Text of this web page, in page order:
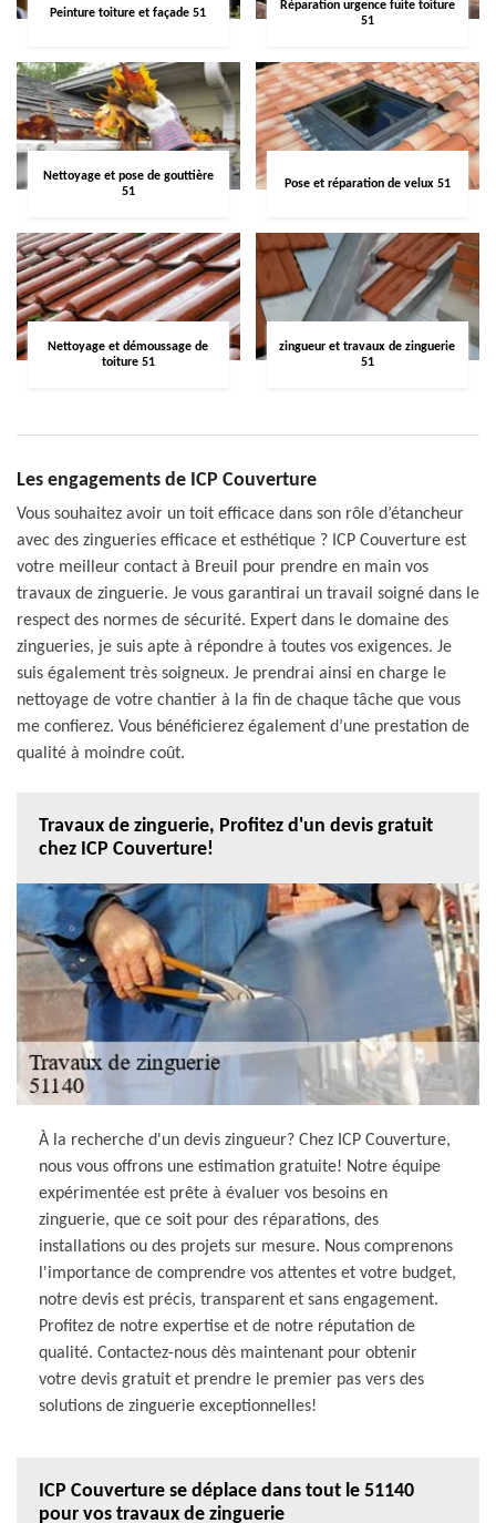
Peinture toiture et façade 51
Réparation urgence fuite toiture
51
Nettoyage et pose de gouttière
51
Pose et réparation de velux 51
Nettoyage et démoussage de
toiture 51
zingueur et travaux de zinguerie
51
Les engagements de ICP Couverture
Vous souhaitez avoir un toit efficace dans son rôle d’étancheur
avec des zingueries efficace et esthétique ? ICP Couverture est
votre meilleur contact à Breuil pour prendre en main vos
travaux de zinguerie. Je vous garantirai un travail soigné dans le
respect des normes de sécurité. Expert dans le domaine des
zingueries, je suis apte à répondre à toutes vos exigences. Je
suis également très soigneux. Je prendrai ainsi en charge le
nettoyage de votre chantier à la fin de chaque tâche que vous
me confierez. Vous bénéficierez également d’une prestation de
qualité à moindre coût.
Travaux de zinguerie, Profitez d'un devis gratuit
chez ICP Couverture!
À la recherche d'un devis zingueur? Chez ICP Couverture,
nous vous offrons une estimation gratuite! Notre équipe
expérimentée est prête à évaluer vos besoins en
zinguerie, que ce soit pour des réparations, des
installations ou des projets sur mesure. Nous comprenons
l'importance de comprendre vos attentes et votre budget,
notre devis est précis, transparent et sans engagement.
Profitez de notre expertise et de notre réputation de
qualité. Contactez-nous dès maintenant pour obtenir
votre devis gratuit et prendre le premier pas vers des
solutions de zinguerie exceptionnelles!
ICP Couverture se déplace dans tout le 51140
pour vos travaux de zinguerie